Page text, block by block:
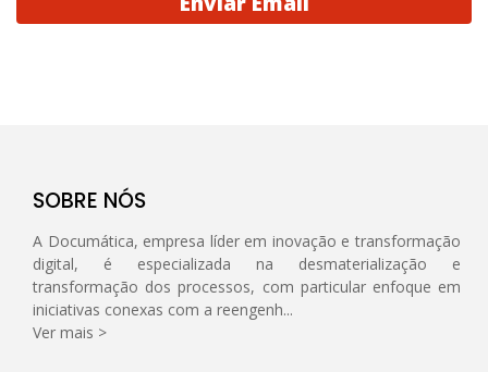
SOBRE NÓS
A Documática, empresa líder em inovação e transformação
digital, é especializada na desmaterialização e
transformação dos processos, com particular enfoque em
iniciativas conexas com a reengenh...
Ver mais >